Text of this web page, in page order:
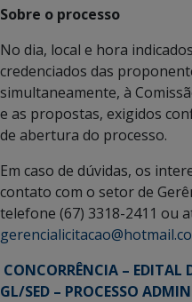
Sobre o processo
No dia, local e hora
credenciados das
simultaneamente, à
e as propostas, exigidos
de abertura do processo.
Em caso de dúvidas, os
contato com o setor de
telefone (67) 3318-2411 ou
CONCORRÊNCIA –
GL/SED – PROCESSO